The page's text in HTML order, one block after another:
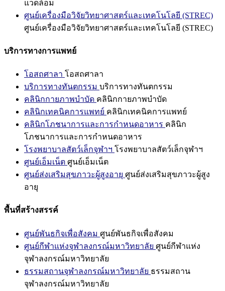
แวดล้อม
ศูนย์เครื่องมือวิจัยวิทยาศาสตร์และเทคโนโลยี (STREC)
ศูนย์เครื่องมือวิจัยวิทยาศาสตร์และเทคโนโลยี (STREC)
บริการทางการแพทย์
โอสถศาลา โอสถศาลา
บริการทางทันตกรรม บริการทางทันตกรรม
คลินิกกายภาพบำบัด คลินิกกายภาพบำบัด
คลินิกเทคนิคการแพทย์ คลินิกเทคนิคการแพทย์
คลินิกโภชนาการและการกำหนดอาหาร คลินิก
โภชนาการและการกำหนดอาหาร
โรงพยาบาลสัตว์เล็กจุฬาฯ โรงพยาบาลสัตว์เล็กจุฬาฯ
ศูนย์เอ็มเน็ต ศูนย์เอ็มเน็ต
ศูนย์ส่งเสริมสุขภาวะผู้สูงอายุ ศูนย์ส่งเสริมสุขภาวะผู้สูง
อายุ
พื้นที่สร้างสรรค์
ศูนย์พันธกิจเพื่อสังคม ศูนย์พันธกิจเพื่อสังคม
ศูนย์กีฬาแห่งจุฬาลงกรณ์มหาวิทยาลัย ศูนย์กีฬาแห่ง
จุฬาลงกรณ์มหาวิทยาลัย
ธรรมสถานจุฬาลงกรณ์มหาวิทยาลัย ธรรมสถาน
จุฬาลงกรณ์มหาวิทยาลัย